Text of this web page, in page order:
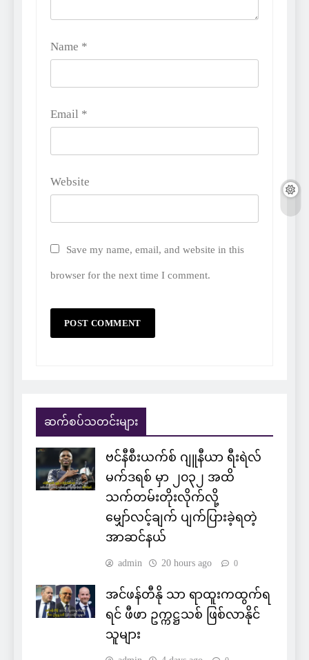
Name *
Email *
Website
Save my name, email, and website in this
browser for the next time I comment.
ဆက်စပ်သတင်းများ
ဗင်နီစီးယက်စ် ဂျူနီယာ ရီးရဲလ်
မက်ဒရစ် မှာ ၂၀၃၂ အထိ
သက်တမ်းတိုးလိုက်လို့
မျှော်လင့်ချက် ပျက်ပြားခဲ့ရတဲ့
အာဆင်နယ်
admin 20 hours ago 0
အင်ဖန်တီနို သာ ရာထူးကထွက်ရ
ရင် ဖီဖာ ဥက္ကဋ္ဌသစ် ဖြစ်လာနိုင်
သူများ